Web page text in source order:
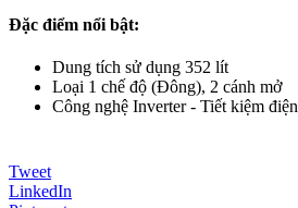
Đặc điểm nổi bật:
Dung tích sử dụng 352 lít
Loại 1 chế độ (Đông), 2 cánh mở
Công nghệ Inverter - Tiết kiệm điện
Tweet
LinkedIn